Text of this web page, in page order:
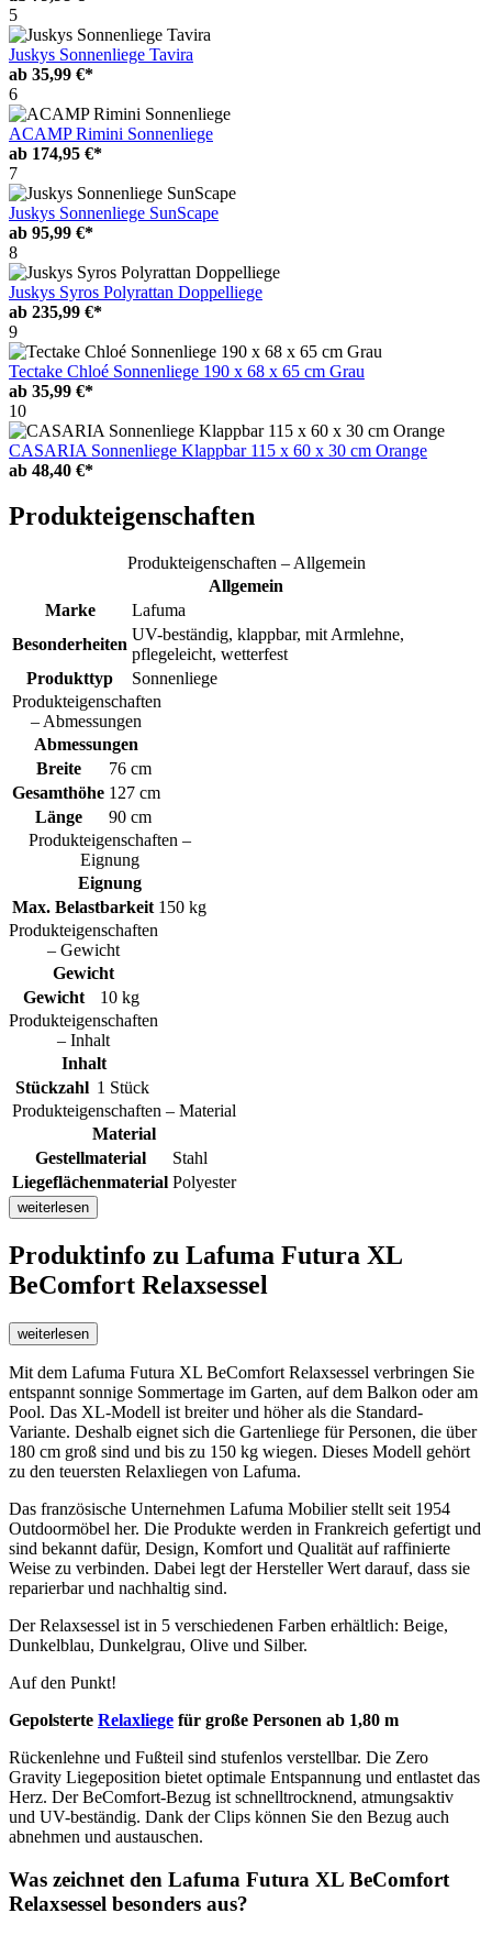
5
Juskys Sonnenliege Tavira
ab 35,99 €*
6
ACAMP Rimini Sonnenliege
ab 174,95 €*
7
Juskys Sonnenliege SunScape
ab 95,99 €*
8
Juskys Syros Polyrattan Doppelliege
ab 235,99 €*
9
Tectake Chloé Sonnenliege 190 x 68 x 65 cm Grau
ab 35,99 €*
10
CASARIA Sonnenliege Klappbar 115 x 60 x 30 cm Orange
ab 48,40 €*
Produkteigenschaften
Produkteigenschaften – Allgemein
Allgemein
Marke
Lafuma
Besonderheiten
UV-beständig, klappbar, mit Armlehne,
pflegeleicht, wetterfest
Produkttyp
Sonnenliege
Produkteigenschaften
– Abmessungen
Abmessungen
Breite
76 cm
Gesamthöhe 127 cm
Länge
90 cm
Produkteigenschaften –
Eignung
Eignung
Max. Belastbarkeit 150 kg
Produkteigenschaften
– Gewicht
Gewicht
Gewicht
10 kg
Produkteigenschaften
– Inhalt
Inhalt
Stückzahl 1 Stück
Produkteigenschaften – Material
Material
Gestellmaterial
Stahl
Liegeflächenmaterial Polyester
weiterlesen
Produktinfo zu Lafuma Futura XL
BeComfort Relaxsessel
weiterlesen
Mit dem Lafuma Futura XL BeComfort Relaxsessel verbringen Sie
entspannt sonnige Sommertage im Garten, auf dem Balkon oder am
Pool. Das XL-Modell ist breiter und höher als die Standard-
Variante. Deshalb eignet sich die Gartenliege für Personen, die über
180 cm groß sind und bis zu 150 kg wiegen. Dieses Modell gehört
zu den teuersten Relaxliegen von Lafuma.
Das französische Unternehmen Lafuma Mobilier stellt seit 1954
Outdoormöbel her. Die Produkte werden in Frankreich gefertigt und
sind bekannt dafür, Design, Komfort und Qualität auf raffinierte
Weise zu verbinden. Dabei legt der Hersteller Wert darauf, dass sie
reparierbar und nachhaltig sind.
Der Relaxsessel ist in 5 verschiedenen Farben erhältlich: Beige,
Dunkelblau, Dunkelgrau, Olive und Silber.
Auf den Punkt!
Gepolsterte Relaxliege für große Personen ab 1,80 m
Rückenlehne und Fußteil sind stufenlos verstellbar. Die Zero
Gravity Liegeposition bietet optimale Entspannung und entlastet das
Herz. Der BeComfort-Bezug ist schnelltrocknend, atmungsaktiv
und UV-beständig. Dank der Clips können Sie den Bezug auch
abnehmen und austauschen.
Was zeichnet den Lafuma Futura XL BeComfort
Relaxsessel besonders aus?